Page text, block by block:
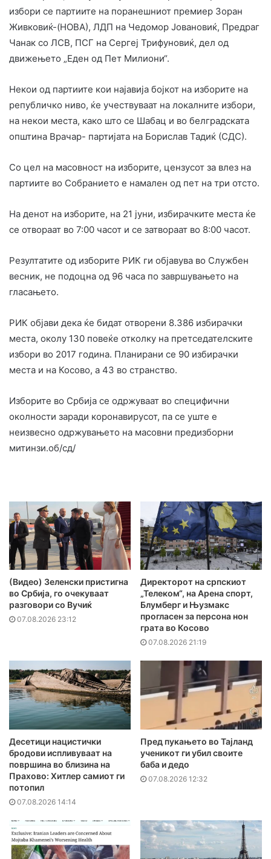
избори се партиите на поранешниот премиер Зоран
Живковиќ-(НОВА), ЛДП на Чедомор Јовановиќ, Предраг
Чанак со ЛСВ, ПСГ на Сергеј Трифуновиќ, дел од
движењето „Еден од Пет Милиони“.
Некои од партиите кои најавија бојкот на изборите на
републичко ниво, ќе учествуваат на локалните избори,
на некои места, како што се Шабац и во белградската
општина Врачар- партијата на Борислав Тадиќ (СДС).
Со цел на масовност на изборите, цензусот за влез на
партиите во Собранието е намален од пет на три отсто.
На денот на изборите, на 21 јуни, избирачките места ќе
се отвораат во 7:00 часот и се затвораат во 8:00 часот.
Резултатите од изборите РИК ги објавува во Службен
весник, не подоцна од 96 часа по завршувањето на
гласањето.
РИК објави дека ќе бидат отворени 8.386 избирачки
места, околу 130 повеќе отколку на претседателските
избори во 2017 година. Планирани се 90 избирачки
места и на Косово, а 43 во странство.
Изборите во Србија се одржуваат во специфични
околности заради коронавирусот, па се уште е
неизвесно одржувањето на масовни предизборни
митинзи.об/сд/
(Видео) Зеленски пристигна
во Србија, го очекуваат
разговори со Вучиќ
07.08.2026 23:12
Директорот на српскиот
„Телеком“, на Арена спорт,
Блумберг и Њузмакс
прогласен за персона нон
грата во Косово
07.08.2026 21:19
Десетици нацистички
бродови испливуваат на
површина во близина на
Прахово: Хитлер самиот ги
потопил
07.08.2026 14:14
Пред пукањето во Тајланд
ученикот ги убил своите
баба и дедо
07.08.2026 12:32